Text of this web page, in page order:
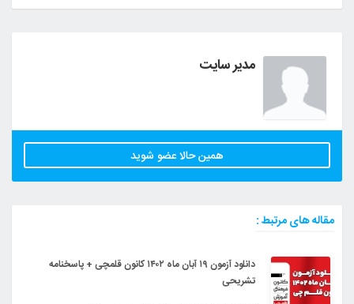
مدیر سایت
همین حالا عضو شوید
مقاله های مرتبط :
دانلود آزمون ۱۹ آبان ماه ۱۴۰۲ کانون قلمچی + پاسخنامه
تشریحی